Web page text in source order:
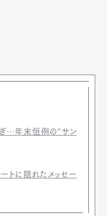
ぎ…年末恒例の“サン
ートに隠れたメッセー